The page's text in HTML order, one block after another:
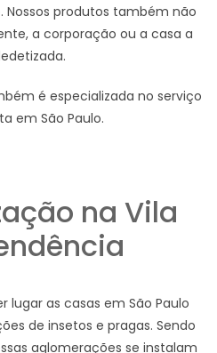
Nossos produtos também não
a corporação ou a casa a
é especializada no serviço
em São Paulo.
na Vila
lugar as casas em São Paulo
de insetos e pragas. Sendo
aglomerações se instalam